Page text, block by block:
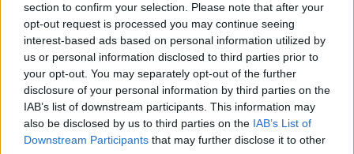
section to confirm your selection. Please note that after your
opt-out request is processed you may continue seeing
interest-based ads based on personal information utilized by
us or personal information disclosed to third parties prior to
your opt-out. You may separately opt-out of the further
disclosure of your personal information by third parties on the
IAB’s list of downstream participants. This information may
also be disclosed by us to third parties on the IAB’s List of
Downstream Participants that may further disclose it to other
SPAK regjistron procedim
të ri penal për Veliajn/
Belind Këlliçi: Do mbajë
përgjegjësi për çdo krim
që ka kryer